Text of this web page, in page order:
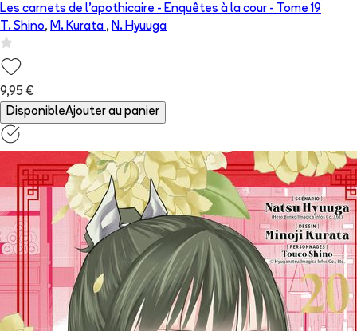
Les carnets de l'apothicaire - Enquêtes à la cour - Tome 19
T. Shino, M. Kurata , N. Hyuuga
9,95 €
DisponibleAjouter au panier